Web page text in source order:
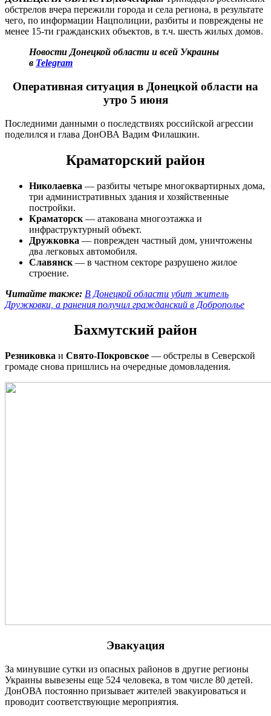
обстрелов вчера пережили города и села региона, в результате
чего, по информации Нацполиции, разбиты и повреждены не
менее 15-ти гражданских объектов, в т.ч. шесть жилых домов.
Новости Донецкой области и всей Украины
в Telegram
Оперативная ситуация в Донецкой области на
утро 5 июня
Последними данными о последствиях российской агрессии
поделился и глава ДонОВА Вадим Филашкин.
Краматорский район
Николаевка — разбиты четыре многоквартирных дома,
три административных здания и хозяйственные
постройки.
Краматорск — атакована многоэтажка и
инфраструктурный объект.
Дружковка — поврежден частный дом, уничтожены
два легковых автомобиля.
Славянск — в частном секторе разрушено жилое
строение.
Читайте также: В Донецкой области убит житель
Дружковки, а ранения получил гражданский в Доброполье
Бахмутский район
Резниковка и Свято-Покровское — обстрелы в Северской
громаде снова пришлись на очередные домовладения.
Эвакуация
За минувшие сутки из опасных районов в другие регионы
Украины вывезены еще 524 человека, в том числе 80 детей.
ДонОВА постоянно призывает жителей эвакуироваться и
проводит соответствующие мероприятия.